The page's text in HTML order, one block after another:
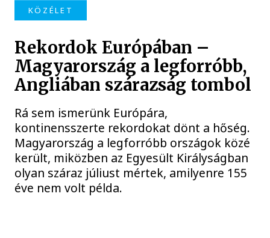
KÖZÉLET
Rekordok Európában –
Magyarország a legforróbb,
Angliában szárazság tombol
Rá sem ismerünk Európára,
kontinensszerte rekordokat dönt a hőség.
Magyarország a legforróbb országok közé
került, miközben az Egyesült Királyságban
olyan száraz júliust mértek, amilyenre 155
éve nem volt példa.